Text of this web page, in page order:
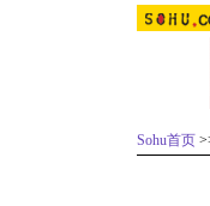
Sohu首页